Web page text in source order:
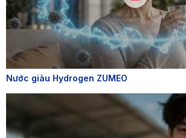
Nước giàu Hydrogen ZUMEO